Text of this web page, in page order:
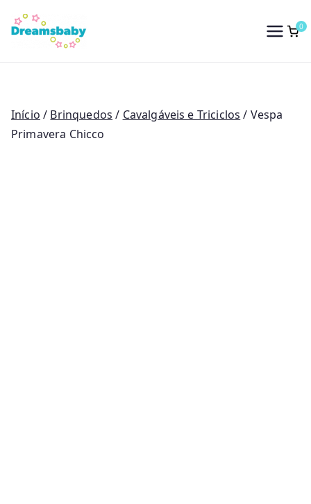
para
conteúdo
Dreams Baby
0
Início / Brinquedos / Cavalgáveis e Triciclos / Vespa
Primavera Chicco